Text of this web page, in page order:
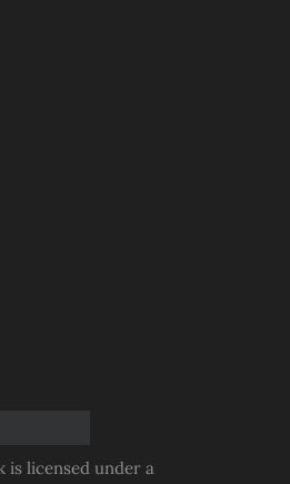
is licensed under a